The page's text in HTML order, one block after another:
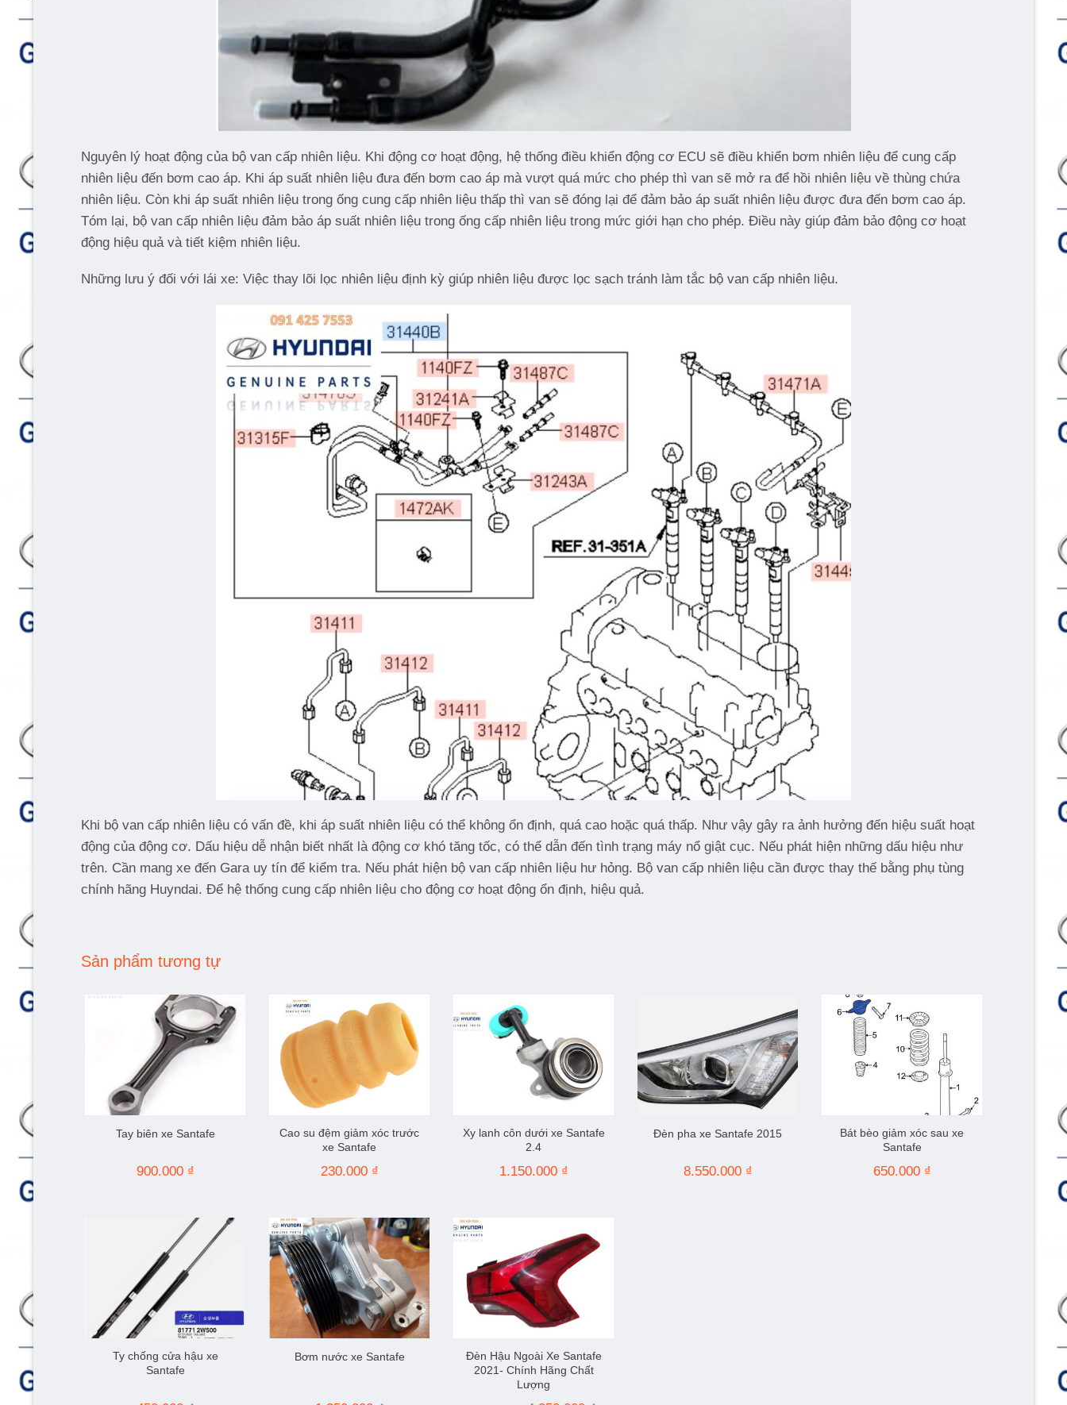
Nguyên lý hoạt động của bộ van cấp nhiên liệu. Khi động cơ hoạt động, hệ thống điều khiển động cơ ECU sẽ điều khiển bơm nhiên liệu để cung cấp
nhiên liệu đến bơm cao áp. Khi áp suất nhiên liệu đưa đến bơm cao áp mà vượt quá mức cho phép thì van sẽ mở ra để hồi nhiên liệu về thùng chứa
nhiên liệu. Còn khi áp suất nhiên liệu trong ống cung cấp nhiên liệu thấp thì van sẽ đóng lại để đảm bảo áp suất nhiên liệu được đưa đến bơm cao áp.
Tóm lại, bộ van cấp nhiên liệu đảm bảo áp suất nhiên liệu trong ống cấp nhiên liệu trong mức giới hạn cho phép. Điều này giúp đảm bảo động cơ hoạt
động hiệu quả và tiết kiệm nhiên liệu.
Những lưu ý đối với lái xe: Việc thay lõi lọc nhiên liệu định kỳ giúp nhiên liệu được lọc sạch tránh làm tắc bộ van cấp nhiên liệu.
Khi bộ van cấp nhiên liệu có vấn đề, khi áp suất nhiên liệu có thể không ổn định, quá cao hoặc quá thấp. Như vậy gây ra ảnh hưởng đến hiệu suất hoạt
động của động cơ. Dấu hiệu dễ nhận biết nhất là động cơ khó tăng tốc, có thể dẫn đến tình trạng máy nổ giật cục. Nếu phát hiện những dấu hiệu như
trên. Cần mang xe đến Gara uy tín để kiểm tra. Nếu phát hiện bộ van cấp nhiên liệu hư hỏng. Bộ van cấp nhiên liệu cần được thay thế bằng phụ tùng
chính hãng Huyndai. Để hệ thống cung cấp nhiên liệu cho động cơ hoạt động ổn định, hiệu quả.
Sản phẩm tương tự
Tay biên xe Santafe
900.000 ₫
Cao su đệm giảm xóc trước
xe Santafe
230.000 ₫
Xy lanh côn dưới xe Santafe
2.4
1.150.000 ₫
Đèn pha xe Santafe 2015
8.550.000 ₫
Bát bèo giảm xóc sau xe
Santafe
650.000 ₫
Ty chống cửa hậu xe
Santafe
Bơm nước xe Santafe
Đèn Hậu Ngoài Xe Santafe
2021- Chính Hãng Chất
Lượng